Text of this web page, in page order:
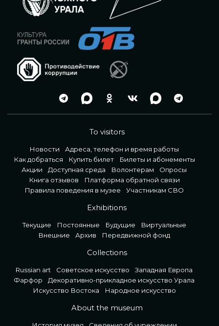
To visitors
Новости
Адреса, телефон и время работы
Как добраться
Купить билет
Билеты и абонементы
Акции
Доступная среда Волонтерам
Опросы
Книга отзывов
Платформа обратной связи
Правила поведения в музее
Участникам СВО
Exhibitions
Текущие Постоянные Будущие
Виртуальные
Внешние
Архив Передвижной фонд
Collections
Russian art Советское искусство
Западная Европа
Фарфор
Декоративно-прикладное искусство Урала
Искусство Востока
Народное искусство
About the museum